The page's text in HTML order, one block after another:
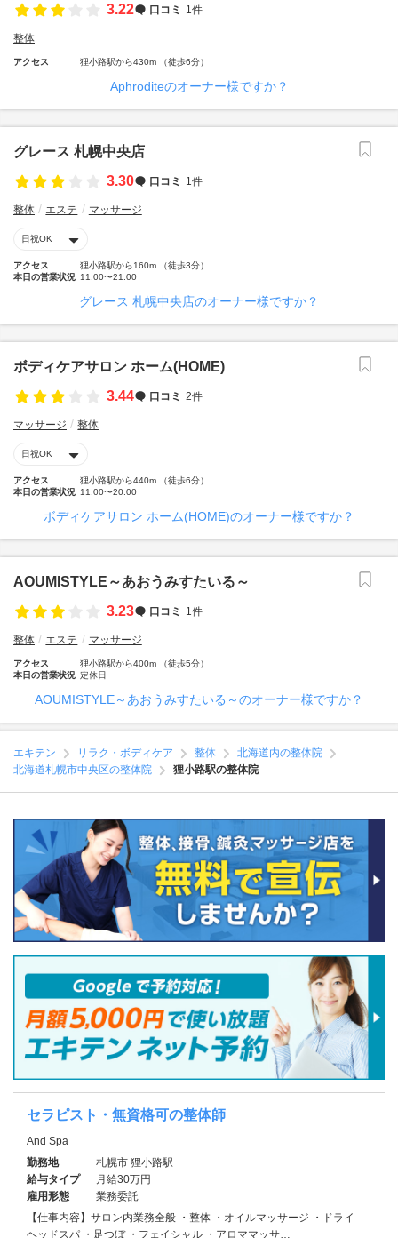
3.22 口コミ 1件
整体
アクセス 狸小路駅から430m （徒歩6分）
Aphroditeのオーナー様ですか？
グレース 札幌中央店
3.30
口コミ 1件
整体 エステ マッサージ
日祝OK
アクセス
狸小路駅から160m （徒歩3分）
本日の営業状況 11:00〜21:00
グレース 札幌中央店のオーナー様ですか？
ボディケアサロン ホーム(HOME)
3.44
口コミ 2件
マッサージ 整体
日祝OK
アクセス
狸小路駅から440m （徒歩6分）
本日の営業状況 11:00〜20:00
ボディケアサロン ホーム(HOME)のオーナー様ですか？
AOUMISTYLE～あおうみすたいる～
3.23
口コミ 1件
整体 エステ マッサージ
アクセス
狸小路駅から400m （徒歩5分）
本日の営業状況 定休日
AOUMISTYLE～あおうみすたいる～のオーナー様ですか？
エキテン リラク・ボディケア 整体
北海道内の整体院
北海道札幌市中央区の整体院
狸小路駅の整体院
セラピスト・無資格可の整体師
And Spa
勤務地
札幌市 狸小路駅
給与タイプ
月給30万円
雇用形態
業務委託
【仕事内容】サロン内業務全般 ・整体 ・オイルマッサージ ・ドライ
ヘッドスパ ・足つぼ ・フェイシャル ・アロママッサ…